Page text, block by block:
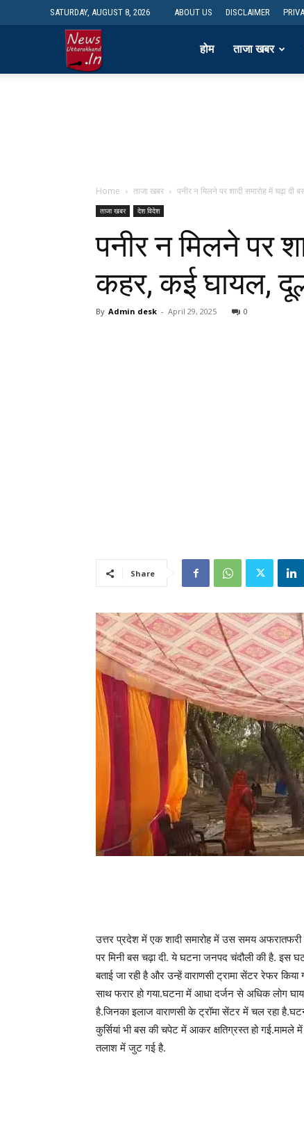
SATURDAY, AUGUST 8, 2026 ABOUT US DISCLAIMER
होम ताजा खबर
Home ताजा खबर पनीर न मिलने पर शादी समारोह में चढ़ा दी
ताजा खबर देश विदेश
पनीर न मिलने पर
कहर, कई घायल,
By Admin desk - April 29, 2025 0
Share
उत्तर प्रदेश में एक शादी समारोह में उस समय
पर मिनी बस चढ़ा दी. ये घटना जनपद चंदौली की है. इस
बताई जा रही है और उन्हें वाराणसी ट्रामा सेंटर रेफर
साथ फरार हो गया.घटना में आधा दर्जन से अधिक लोग
है.जिनका इलाज वाराणसी के ट्रॉमा सेंटर में चल रहा
कुर्सियां भी बस की चपेट में आकर क्षतिग्रस्त हो
तलाश में जुट गई है.